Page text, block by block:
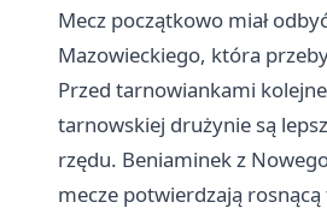
Mecz początkowo miał
Mazowieckiego, która
Przed tarnowiankami
tarnowskiej drużynie są
rzędu. Beniaminek z
mecze potwierdzają